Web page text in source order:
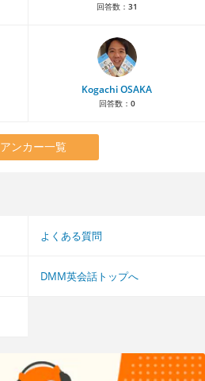
回答数： 31
Kogachi OSAKA
回答数： 0
アンカー一覧
よくある質問
DMM英会話トップへ